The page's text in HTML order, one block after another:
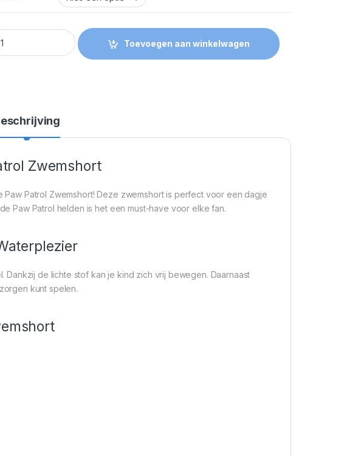
Patrol Zwemshort quantity
Toevoegen aan winkelwagen
Zwemshort
Patrol Zwemshort! Deze zwemshort is perfect voor een dagje
Paw Patrol helden is het een must-have voor elke fan.
Dankzij de lichte stof kan je kind zich vrij bewegen. Daarnaast
kunt spelen.